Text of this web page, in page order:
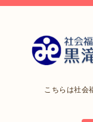
こちらは社会